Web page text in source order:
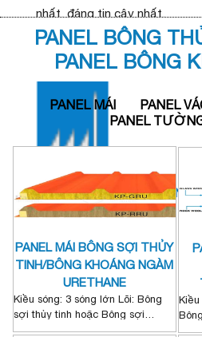
nhất, đáng tin cậy nhất,
giá cả kinh tế nhất.
NHÀ MÁY BÌNH
PANEL BÔNG
PANEL BÔNG
PANEL MÁI
PANEL
PANEL
PANEL MÁI BÔNG SỢI THỦY
TINH/BÔNG KHOÁNG NGÀM
URETHANE
Kiều sóng: 3 sóng lớn Lõi: Bông
sợi thủy tinh hoặc Bông sợi
khoáng có Ngàm Urethane hai
Kiều